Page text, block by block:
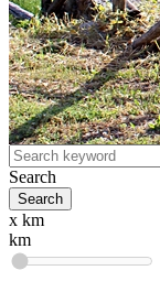
Search
x km
km